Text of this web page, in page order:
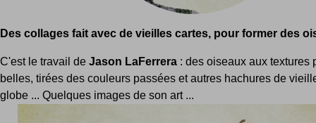
Des collages fait avec de vieilles cartes, pour former des
C'est le travail de Jason LaFerrera : des oiseaux aux textures
belles, tirées des couleurs passées et autres hachures de
globe ... Quelques images de son art ...